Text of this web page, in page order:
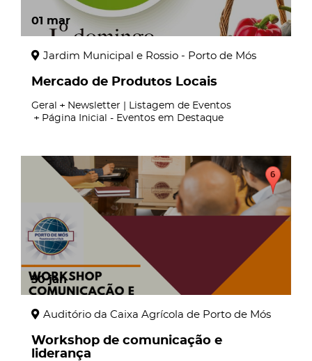
01 mar
Jardim Municipal e Rossio - Porto de Mós
Mercado de Produtos Locais
Geral
Newsletter | Listagem de Eventos
Página Inicial - Eventos em Destaque
30 jan
Auditório da Caixa Agrícola de Porto de Mós
Workshop de comunicação e
liderança